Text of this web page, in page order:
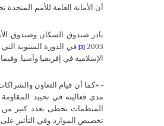
أن الأمانة العامة للأمم
بادر صندوق السكان وصندوق
2003
[3] في الدورة السنوية
الإسلامية في إفريقيا وآسيا
- «كما أن قيام التعاون
مدى فعاليته في تحييد
المنظمات تحظى بعدد كبير من
تخصيص الموارد وفي التأثير على